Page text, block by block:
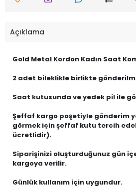
Açıklama
Gold Metal Kordon Kadın Saat
2 adet bileklikle birlikte
Saat kutusunda ve yedek pil ile
Şeffaf kargo poşetiyle gönderim
görmek için şeffaf kutu tercih
ücretlidir).
Siparişinizi oluşturduğunuz gün
kargoya verilir.
Günlük kullanım için uygundur.